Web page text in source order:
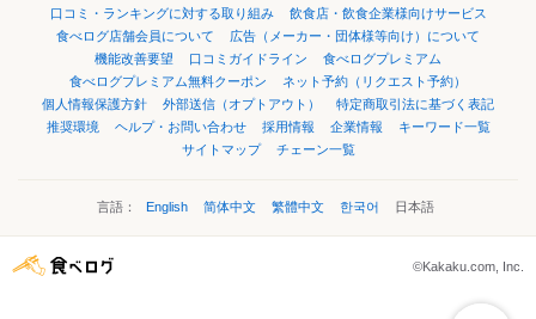
口コミ・ランキングに対する取り組み
飲食店・飲食企業様向けサービス
食べログ店舗会員について
広告（メーカー・団体様等向け）について
機能改善要望
口コミガイドライン
食べログプレミアム
食べログプレミアム無料クーポン
ネット予約（リクエスト予約）
個人情報保護方針
外部送信（オプトアウト）
特定商取引法に基づく表記
推奨環境
ヘルプ・お問い合わせ 採用情報 企業情報
キーワード一覧
サイトマップ
チェーン一覧
言語： English 简体中文 繁體中文 한국어 日本語
©Kakaku.com, Inc.